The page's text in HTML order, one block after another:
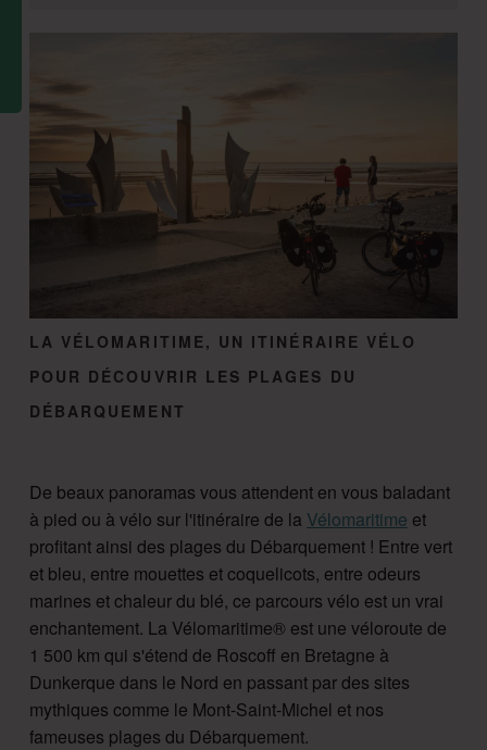
LA VÉLOMARITIME, UN ITINÉRAIRE VÉLO
POUR DÉCOUVRIR LES PLAGES DU
DÉBARQUEMENT
De beaux panoramas vous attendent en vous baladant
à pied ou à vélo sur l'itinéraire de la Vélomaritime et
profitant ainsi des plages du Débarquement ! Entre vert
et bleu, entre mouettes et coquelicots, entre odeurs
marines et chaleur du blé, ce parcours vélo est un vrai
enchantement. La Vélomaritime® est une véloroute de
1 500 km qui s'étend de Roscoff en Bretagne à
Dunkerque dans le Nord en passant par des sites
mythiques comme le Mont-Saint-Michel et nos
fameuses plages du Débarquement.